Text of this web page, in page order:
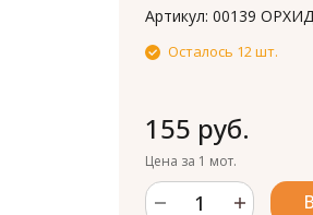
Артикул:00139
Осталось 12 шт.
155 руб.
Цена за 1 мот.